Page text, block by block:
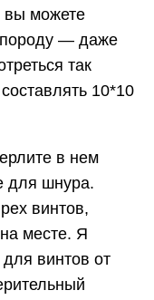
можете
породу — даже
так
10*10
в нем
для шнура.
винтов,
месте. Я
винтов от